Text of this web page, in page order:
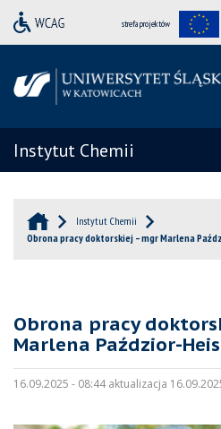
strefa projektów
Instytut Chemii
Instytut Chemii
Obrona pracy doktorskiej – mgr Marlena
Obrona pracy
Marlena Paździor-
16.09.2025 - 08:44 aktualizacja